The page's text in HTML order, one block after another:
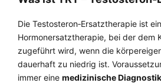
Die Testosteron‑Ersatztherapie ist
Hormonersatztherapie, bei der dem
zugeführt wird, wenn die
dauerhaft zu niedrig ist.
immer eine medizinische Diagnostik